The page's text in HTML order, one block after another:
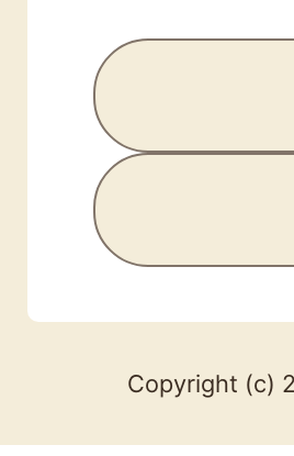
Copyright (c)